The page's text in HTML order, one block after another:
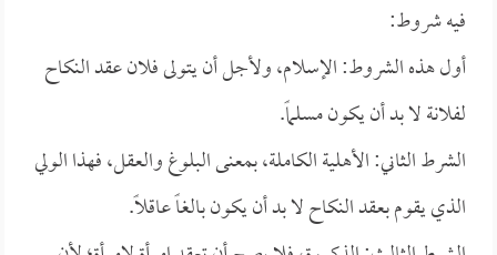
فيه شروط:
أول هذه الشروط: الإسلام، ولأجل أن يتولى فلان عقد النكاح
لفلانة لا بد أن يكون مسلماً.
الشرط الثاني: الأهلية الكاملة، بمعنى البلوغ والعقل، فهذا الولي
الذي يقوم بعقد النكاح لا بد أن يكون بالغاً عاقلاً.